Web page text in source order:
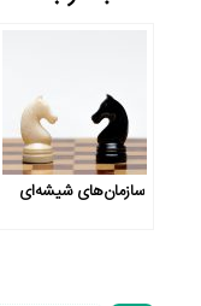
سازمان‌های شیشه‌ای